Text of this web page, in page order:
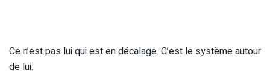
Ce n’est pas lui qui est en décalage. C’est le système autour
de lui.